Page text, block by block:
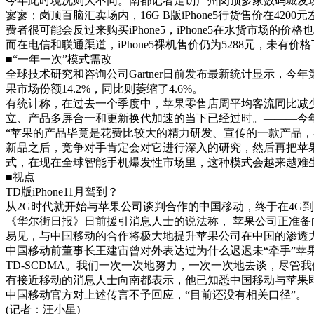
寥寥；岗顶百脑汇卖场内，16G B版iPhone5行货售价在4200
费者很可能会反过来购买iPhone5，iPhone5在水货市场的价
而在电信和联通渠道，iPhone5裸机售价仍为5288元，未有价
■“一年一次”模式需改
全球技术研究和咨询公司Gartner日前发布最新统计显示，今
果市场份额14.2%，同比则萎缩了4.6%。
有统计称，在过去一个季度中，苹果零售店周平均客流同比
立、产品多屏合一和更新换代加速的当下已经过时。———今
“苹果的产品毕竟是花费比较大的精力研发、宣传的一款产品
新品之后，竞争对手肯定会对它进行深入的研究，然后再把
式，在现在全球智能手机爆发性市场里，这种模式会越来越难
■视点
TD版iPhone11月驾到？
从2G时代就开始与苹果公司谈判合作的中国移动，终于在
《华尔街日报》日前援引消息人士的说法称， 苹果公司正
易见，与中国移动的合作将极大地提升苹果公司在中国的渗透
中国移动前董事长王建宙曾对外表达过为什么迟迟未“牵手”
TD-SCDMA。我们一次一次地努力，一次一次地去谈，尽管
有接近移动的消息人士向南都表示，他已知悉中国移动与苹
中国移动官方对上述传言不予回应，“目前还没有相关口径”。
(记者：汪小星)